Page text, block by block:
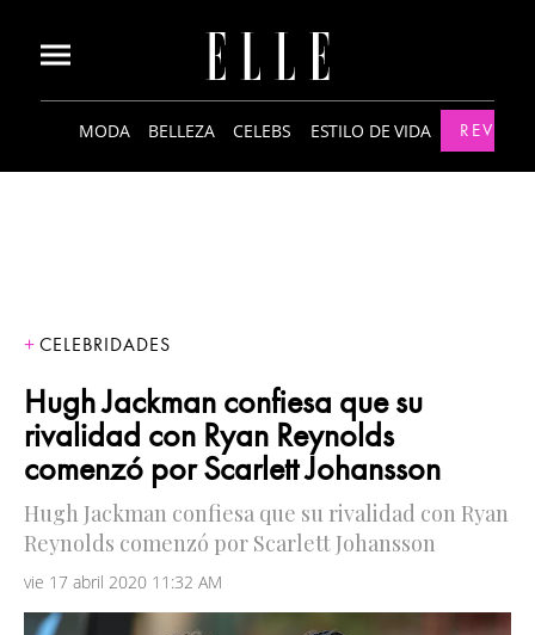
MODA BELLEZA CELEBS ESTILO DE VIDA
CELEBRIDADES
Hugh Jackman confiesa que su
rivalidad con Ryan Reynolds
comenzó por Scarlett Johansson
Hugh Jackman confiesa que su rivalidad con Ryan
Reynolds comenzó por Scarlett Johansson
vie 17 abril 2020 11:32 AM